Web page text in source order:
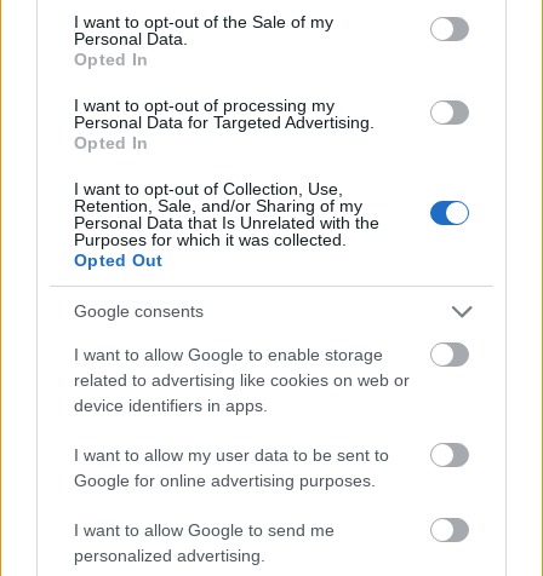
consent section.
I want to opt-out of the Sale of my
Personal Data.
Opted In
I want to opt-out of processing my
Personal Data for Targeted Advertising.
Opted In
I want to opt-out of Collection, Use,
Retention, Sale, and/or Sharing of my
Personal Data that Is Unrelated with the
Purposes for which it was collected.
Opted Out
Google consents
I want to allow Google to enable storage
related to advertising like cookies on web or
device identifiers in apps.
I want to allow my user data to be sent to
Google for online advertising purposes.
I want to allow Google to send me
personalized advertising.
A koreográfia gyönyörű (nem csoda: a rendező maga
Lau Kar Leung), de én jobban szeretem, ha ennél
azért több a sztori. Bár kétségtelen, hogy maga az
alapvetés nagyszerű-játékos: Gordon Liu japán csajt
vesz feleségül, és a házasságuk azon fut zátonyra,
hogy melyikük hazájának harcművészeti stílusai
hatásosabbak. A különböző küzdősportok egész sor
japán mestere ruccan át Kínába szétrúgni szegény
Gordon seggét, persze a nagyarcúaknak fogalmuk
sincs, kibe kötnek bele... Az asszony japán csábítóját,
Gordon vetélytársát Yasuaki Kurata alakítja, róla
Chavez kolléga minden bizonnyal szól majd a
kommentekben néhány keresetlent.